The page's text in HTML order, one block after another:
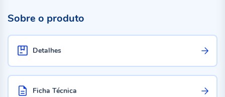
Sobre o produto
Detalhes
Ficha Técnica